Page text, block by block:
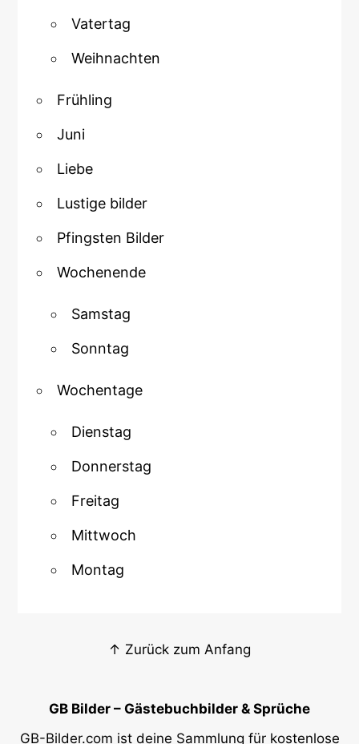
Vatertag
Weihnachten
Frühling
Juni
Liebe
Lustige bilder
Pfingsten Bilder
Wochenende
Samstag
Sonntag
Wochentage
Dienstag
Donnerstag
Freitag
Mittwoch
Montag
↑ Zurück zum Anfang
GB Bilder – Gästebuchbilder & Sprüche
GB-Bilder.com ist deine Sammlung für kostenlose